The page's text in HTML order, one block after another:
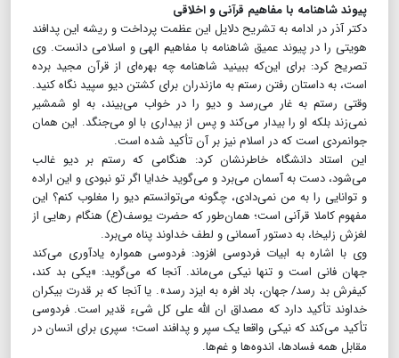
پیوند شاهنامه با مفاهیم قرآنی و اخلاقی
دکتر آذر در ادامه به تشریح دلایل این عظمت پرداخت و ریشه این پدافند
هویتی را در پیوند عمیق شاهنامه با مفاهیم الهی و اسلامی دانست. وی
تصریح کرد: برای این‌که ببینید شاهنامه چه بهره‌ای از قرآن مجید برده
است، به داستان رفتن رستم به مازندران برای کشتن دیو سپید نگاه کنید.
وقتی رستم به غار می‌رسد و دیو را در خواب می‌بیند، به او شمشیر
نمی‌زند بلکه او را بیدار می‌کند و پس از بیداری با او می‌جنگد. این همان
جوانمردی است که در اسلام نیز بر آن تأکید شده است.
این استاد دانشگاه خاطرنشان کرد: هنگامی که رستم بر دیو غالب
می‌شود، دست به آسمان می‌برد و می‌گوید خدایا اگر تو نبودی و این اراده
و توانایی را به من نمی‌دادی، چگونه می‌توانستم دیو را مغلوب کنم؟ این
مفهوم کاملا قرآنی است؛ همان‌طور که حضرت یوسف(ع) هنگام رهایی از
لغزش زلیخا، به دستور آسمانی و لطف خداوند پناه می‌برد.
وی با اشاره به ابیات فردوسی افزود: فردوسی همواره یادآوری می‌کند
جهان فانی است و تنها نیکی می‌ماند. آنجا که می‌گوید: «یکی بد کند،
کیفرش بد رسد/ جهان، باد افره به ایزد رسد». یا آنجا که بر قدرت بیکران
خداوند تأکید دارد که مصداق ان الله علی کل شیء قدیر است. فردوسی
تأکید می‌کند که نیکی واقعا یک سپر و پدافند است؛ سپری برای انسان در
مقابل همه فسادها، اندوه‌ها و غم‌ها.